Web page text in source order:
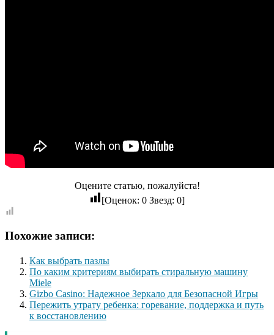
Оцените статью, пожалуйста!
[Оценок: 0 Звезд: 0]
Похожие записи:
Как выбрать пазлы
По каким критериям выбирать стиральную машину
Miele
Gizbo Casino: Надежное Зеркало для Безопасной Игры
Пережить утрату ребенка: горевание, поддержка и путь
к восстановлению